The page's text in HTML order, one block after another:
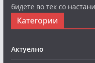
бидете во тек со
Категории
Актуелно